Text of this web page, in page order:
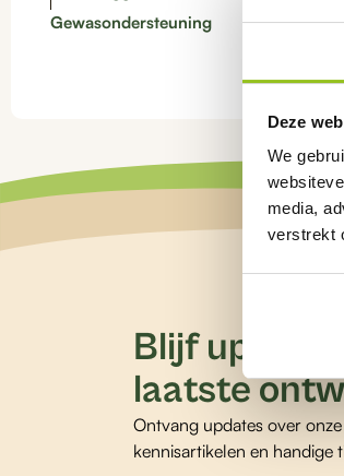
Deze
We
media,
verstrekt
Gewasondersteuning
Blijf up-to-
laatste
Ontvang updates over
kennisartikelen en handige